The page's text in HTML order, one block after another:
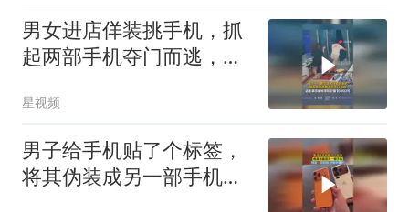
男女进店佯装挑手机，抓
起两部手机夺门而逃，店
星视频
男子给手机贴了个标签，
将其伪装成另一部手机，